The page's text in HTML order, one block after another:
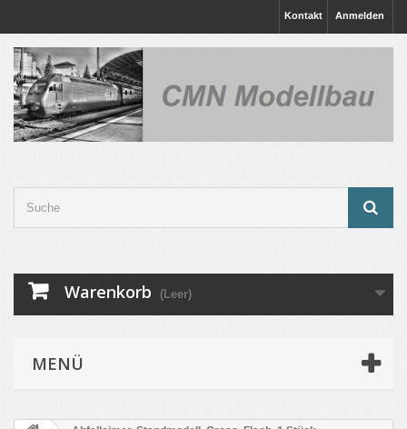
Anmelden
Kontakt
Warenkorb (Leer)
MENÜ